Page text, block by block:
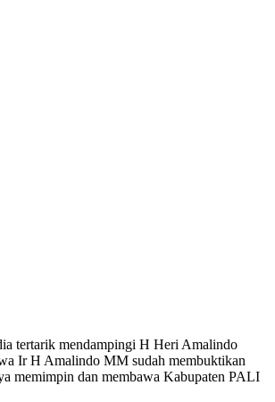
tertarik mendampingi H Heri Amalindo
Ir H Amalindo MM sudah membuktikan
memimpin dan membawa Kabupaten PALI